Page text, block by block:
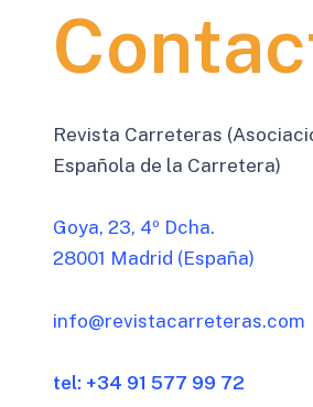
Revista Carreteras
Española de la Carretera)
Goya, 23, 4º Dcha.
28001 Madrid (España)
info@revistacarreteras.com
tel: +34 91 577 99 72